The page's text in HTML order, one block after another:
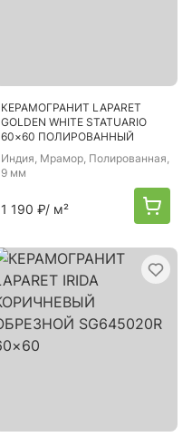
КЕРАМОГРАНИТ LAPARET
GOLDEN WHITE STATUARIO
60×60 ПОЛИРОВАННЫЙ
Индия, Мрамор, Полированная,
9 мм
1 190 ₽/ м²